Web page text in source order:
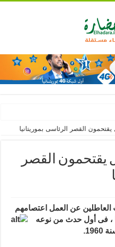
القصر الرئاسى بموريتانيا
القصر
عن العمل اعتصامهم
، فى أول حدث من نوعه
.